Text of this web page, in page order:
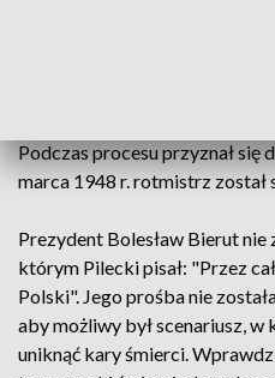
Podczas procesu przyznał się
marca 1948 r. rotmistrz został
Prezydent Bolesław Bierut nie
którym Pilecki pisał: "Przez
Polski". Jego prośba nie
aby możliwy był scenariusz,
uniknąć kary śmierci.